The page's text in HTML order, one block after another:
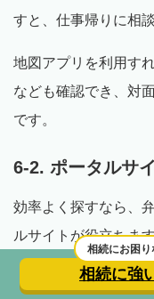
すと、仕事帰りに相
地図アプリを利用す
なども確認でき、対
です。
6-2. ポータルサ
効率よく探すなら、
ルサイトが役立ちま
議」、離婚なら「離
理のとびら」といっ
相続にお困り
相続に強